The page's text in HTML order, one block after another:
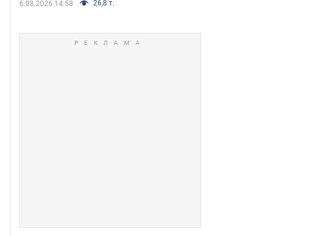
6.08.2026 14:58 26,8 т.